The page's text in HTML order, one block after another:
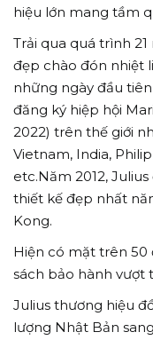
hiệu lớn mang tầm
Trải qua quá trình
đẹp chào đón nhiệt
những ngày đầu
đăng ký hiệp hội
2022) trên thế giới
Vietnam, India,
etc.Năm 2012,
thiết kế đẹp nhất
Kong.
Hiện có mặt trên
sách bảo hành vượt
Julius thương hiệu
lượng Nhật Bản